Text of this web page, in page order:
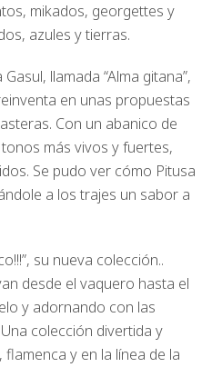
mikados, georgettes y
azules y tierras.
llamada “Alma gitana”,
en unas propuestas
Con un abanico de
más vivos y fuertes,
Se pudo ver cómo Pitusa
a los trajes un sabor a
su nueva colección..
desde el vaquero hasta el
y adornando con las
colección divertida y
y en la línea de la